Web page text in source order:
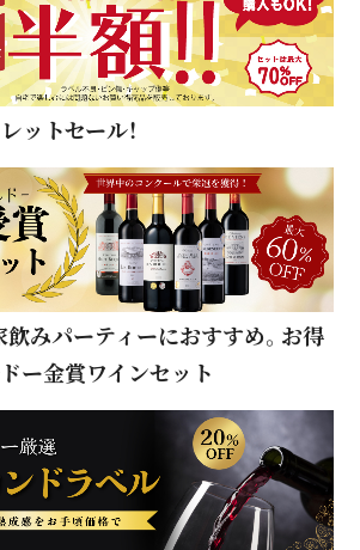
ットセール！
飲みパーティーにおすすめ。お得
ー金賞ワインセット